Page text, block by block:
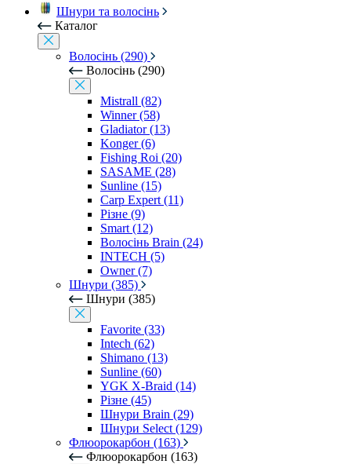
Шнури та волосінь
Каталог
Волосінь (290)
Волосінь (290)
Mistrall (82)
Winner (58)
Gladiator (13)
Konger (6)
Fishing Roi (20)
SASAME (28)
Sunline (15)
Carp Expert (11)
Різне (9)
Smart (12)
Волосінь Brain (24)
INTECH (5)
Owner (7)
Шнури (385)
Шнури (385)
Favorite (33)
Intech (62)
Shimano (13)
Sunline (60)
YGK X-Braid (14)
Різне (45)
Шнури Brain (29)
Шнури Select (129)
Флюорокарбон (163)
Флюорокарбон (163)